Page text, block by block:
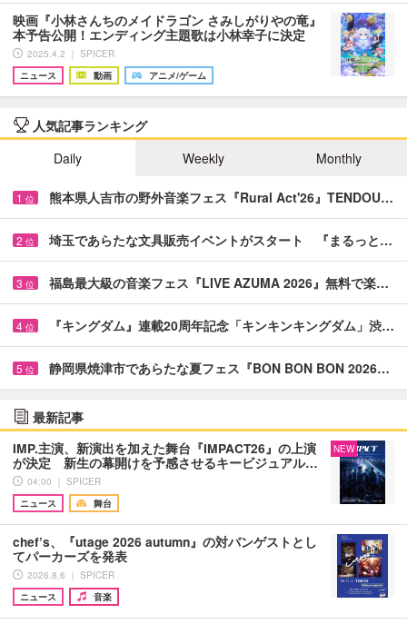
映画『小林さんちのメイドラゴン さみしがりやの竜』
本予告公開！エンディング主題歌は小林幸子に決定
2025.4.2 ｜ SPICER
ニュース
動画 アニメ/ゲーム
人気記事ランキング
Daily
Weekly Monthly
1 位 熊本県人吉市の野外音楽フェス『Rural Act'26』TENDOU…
2 位 埼玉であらたな文具販売イベントがスタート 『まるっと…
3 位 福島最大級の音楽フェス『LIVE AZUMA 2026』無料で楽…
4 位 『キングダム』連載20周年記念「キンキンキングダム」渋…
5 位 静岡県焼津市であらたな夏フェス『BON BON BON 2026…
最新記事
IMP.主演、新演出を加えた舞台『IMPACT26』の上演
が決定 新生の幕開けを予感させるキービジュアル…
04:00 ｜ SPICER
ニュース
舞台
NEW
chef’s、『utage 2026 autumn』の対バンゲストとし
てパーカーズを発表
2026.8.6 ｜ SPICER
ニュース
音楽